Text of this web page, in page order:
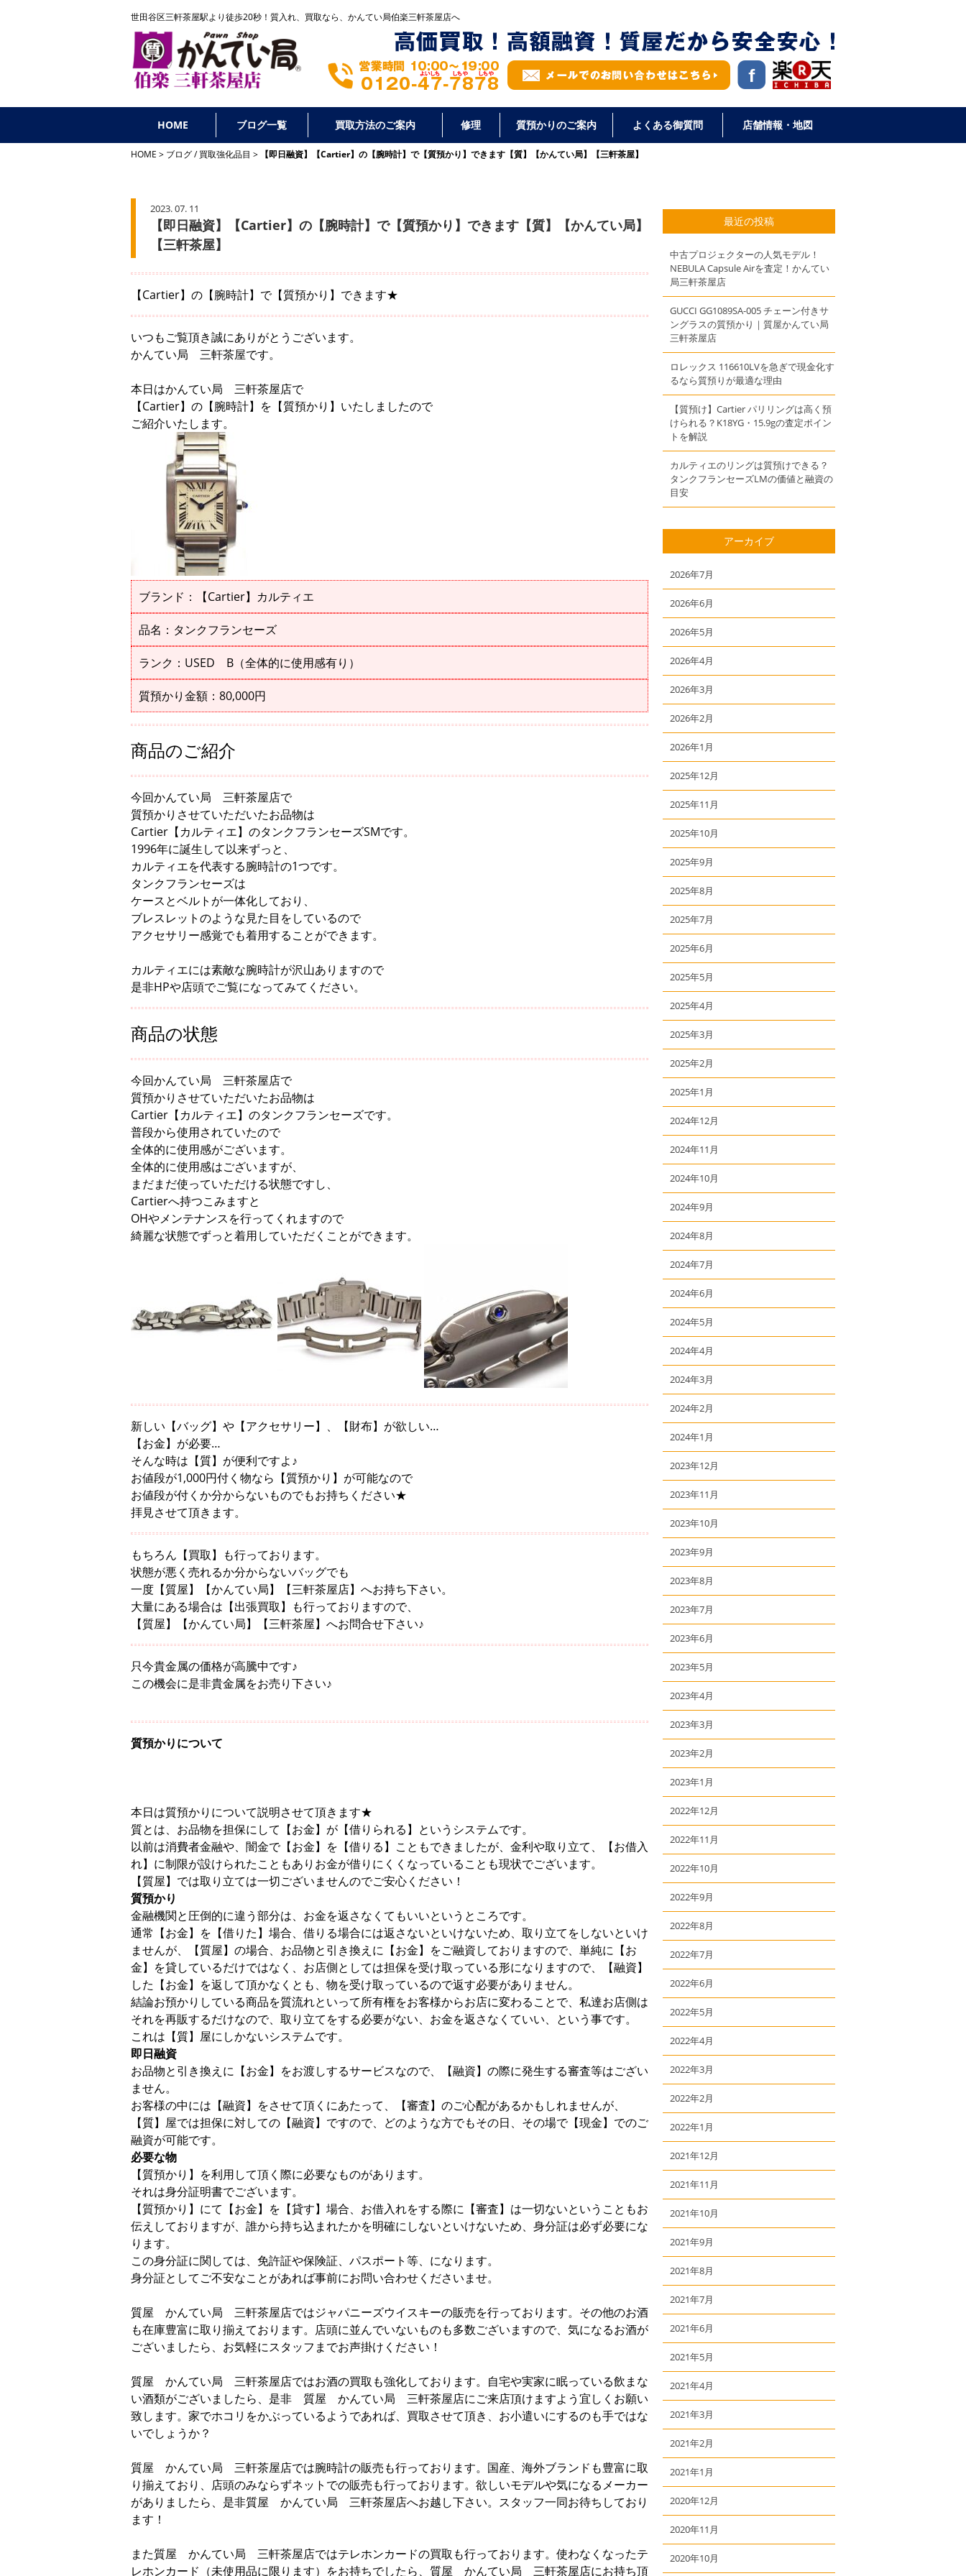
世田谷区三軒茶屋駅より徒歩20秒！ 質入れ、買取なら、かんてい局伯楽三軒茶屋店へ
HOME ブログ一覧 買取方法のご案内 修理 質預かりのご案内 よくある御質問 店舗情報・地図
HOME ブログ/買取強化品目 【即日融資】【Cartier】の【腕時計】で【質預かり】できます【質】【かんてい局】【三軒茶屋】
2023. 07. 11
【即日融資】【Cartier】の【腕時計】で【質預かり】できます【質】【かんてい局】
【三軒茶屋】
【Cartier】の【腕時計】で【質預かり】できます★
いつもご覧頂き誠にありがとうございます。
かんてい局 三軒茶屋です。
本日はかんてい局 三軒茶屋店で
【Cartier】の【腕時計】を【質預かり】いたしましたので
ご紹介いたします。
ブランド：【Cartier】カルティエ
品名：タンクフランセーズ
ランク：USED B（全体的に使用感有り）
質預かり金額：80,000円
商品のご紹介
今回かんてい局 三軒茶屋店で
質預かりさせていただいたお品物は
Cartier【カルティエ】のタンクフランセーズSMです。
1996年に誕生して以来ずっと、
カルティエを代表する腕時計の1つです。
タンクフランセーズは
ケースとベルトが一体化しており、
ブレスレットのような見た目をしているので
アクセサリー感覚でも着用することができます。
カルティエには素敵な腕時計が沢山ありますので
是非HPや店頭でご覧になってみてください。
商品の状態
今回かんてい局 三軒茶屋店で
質預かりさせていただいたお品物は
Cartier【カルティエ】のタンクフランセーズです。
普段から使用されていたので
全体的に使用感がございます。
全体的に使用感はございますが、
まだまだ使っていただける状態ですし、
Cartierへ持つこみますと
OHやメンテナンスを行ってくれますので
綺麗な状態でずっと着用していただくことができます。
新しい【バッグ】や【アクセサリー】、【財布】が欲しい…
【お金】が必要…
そんな時は【質】が便利ですよ♪
お値段が1,000円付く物なら【質預かり】が可能なので
お値段が付くか分からないものでもお持ちください★
拝見させて頂きます。
もちろん【買取】も行っております。
状態が悪く売れるか分からないバッグでも
一度【質屋】【かんてい局】【三軒茶屋店】へお持ち下さい。
大量にある場合は【出張買取】も行っておりますので、
【質屋】【かんてい局】【三軒茶屋】へお問合せ下さい♪
只今貴金属の価格が高騰中です♪
この機会に是非貴金属をお売り下さい♪
質預かりについて
本日は質預かりについて説明させて頂きます★
質とは、お品物を担保にして【お金】が【借りられる】というシステムです。
以前は消費者金融や、闇金で【お金】を【借りる】こともできましたが、金利や取り立て、【お借入
れ】に制限が設けられたこともありお金が借りにくくなっていることも現状でございます。
【質屋】では取り立ては一切ございませんのでご安心ください！
質預かり
金融機関と圧倒的に違う部分は、お金を返さなくてもいいというところです。
通常【お金】を【借りた】場合、借りる場合には返さないといけないため、取り立てをしないといけ
ませんが、【質屋】の場合、お品物と引き換えに【お金】をご融資しておりますので、単純に【お
金】を貸しているだけではなく、お店側としては担保を受け取っている形になりますので、【融資】
した【お金】を返して頂かなくとも、物を受け取っているので返す必要がありません。
結論お預かりしている商品を質流れといって所有権をお客様からお店に変わることで、私達お店側は
それを再販するだけなので、取り立てをする必要がない、お金を返さなくていい、という事です。
これは【質】屋にしかないシステムです。
即日融資
お品物と引き換えに【お金】をお渡しするサービスなので、【融資】の際に発生する審査等はござい
ません。
お客様の中には【融資】をさせて頂くにあたって、【審査】のご心配があるかもしれませんが、
【質】屋では担保に対しての【融資】ですので、どのような方でもその日、その場で【現金】でのご
融資が可能です。
必要な物
【質預かり】を利用して頂く際に必要なものがあります。
それは身分証明書でございます。
【質預かり】にて【お金】を【貸す】場合、お借入れをする際に【審査】は一切ないということもお
伝えしておりますが、誰から持ち込まれたかを明確にしないといけないため、身分証は必ず必要にな
ります。
この身分証に関しては、免許証や保険証、パスポート等、になります。
身分証としてご不安なことがあれば事前にお問い合わせくださいませ。
質屋 かんてい局 三軒茶屋店ではジャパニーズウイスキーの販売を行っております。その他のお酒
も在庫豊富に取り揃えております。店頭に並んでいないものも多数ございますので、気になるお酒が
ございましたら、お気軽にスタッフまでお声掛けください！
質屋 かんてい局 三軒茶屋店ではお酒の買取も強化しております。自宅や実家に眠っている飲まな
い酒類がございましたら、是非 質屋 かんてい局 三軒茶屋店にご来店頂けますよう宜しくお願い
致します。家でホコリをかぶっているようであれば、買取させて頂き、お小遣いにするのも手ではな
いでしょうか？
質屋 かんてい局 三軒茶屋店では腕時計の販売も行っております。国産、海外ブランドも豊富に取
り揃えており、店頭のみならずネットでの販売も行っております。欲しいモデルや気になるメーカー
がありましたら、是非質屋 かんてい局 三軒茶屋店へお越し下さい。スタッフ一同お待ちしており
ます！
また質屋 かんてい局 三軒茶屋店ではテレホンカードの買取も行っております。使わなくなったテ
レホンカード（未使用品に限ります）をお持ちでしたら、質屋 かんてい局 三軒茶屋店にお持ち頂
最近の投稿
中古プロジェクターの人気モデル！
NEBULA Capsule Airを査定！かんてい
局三軒茶屋店
GUCCI GG1089SA-005 チェーン付きサ
ングラスの質預かり｜質屋かんてい局
三軒茶屋店
ロレックス 116610LVを急ぎで現金化す
るなら質預りが最適な理由
【質預け】Cartier パリリングは高く預
けられる？K18YG・15.9gの査定ポイン
トを解説
カルティエのリングは質預けできる？
タンクフランセーズLMの価値と融資の
目安
アーカイブ
2026年7月
2026年6月
2026年5月
2026年4月
2026年3月
2026年2月
2026年1月
2025年12月
2025年11月
2025年10月
2025年9月
2025年8月
2025年7月
2025年6月
2025年5月
2025年4月
2025年3月
2025年2月
2025年1月
2024年12月
2024年11月
2024年10月
2024年9月
2024年8月
2024年7月
2024年6月
2024年5月
2024年4月
2024年3月
2024年2月
2024年1月
2023年12月
2023年11月
2023年10月
2023年9月
2023年8月
2023年7月
2023年6月
2023年5月
2023年4月
2023年3月
2023年2月
2023年1月
2022年12月
2022年11月
2022年10月
2022年9月
2022年8月
2022年7月
2022年6月
2022年5月
2022年4月
2022年3月
2022年2月
2022年1月
2021年12月
2021年11月
2021年10月
2021年9月
2021年8月
2021年7月
2021年6月
2021年5月
2021年4月
2021年3月
2021年2月
2021年1月
2020年12月
2020年11月
2020年10月